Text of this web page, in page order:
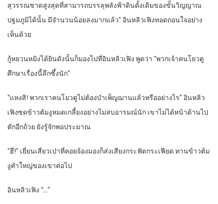
สุวรรณชาดสูงสุดที่สามารถบรรลุพลังฟ้าดินดั้งเดิมของขั้นวิญญาณ
ปฐมภูมิได้นั้น มีจำนวนน้อยลงมากแล้ว” อินหลิวเฟิงทอดถอนใจอย่าง
เห็นด้วย
กู้หยวนหมิงได้ยินดังนั้นก็มองไปที่อินหลิวเฟิง พูดว่า “พวกเจ้าคนโยวตู
ศึกษาเรื่องนี้ลึกซึ้งนัก”
“แหงสิ! พวกเราคนโยวตูไม่ต้องบำเพ็ญฌานแล้วหรืออย่างไร” อินหลิว
เฟิงซดข้าวต้มงูหมดเกลี้ยงอย่างไม่สบอารมณ์นัก เขาไม่ได้หน้าด้านไป
ตักอีกถ้วย ยังรู้จักพอประมาณ
“ฮึ!” เยี่ยนเสี่ยวเป่าที่คอยจ้องมองก็ส่งเสียงกระฟัดกระเฟียด ทานข้าวต้ม
งูคำใหญ่ของเขาต่อไป
อินหลิวเฟิง “…”